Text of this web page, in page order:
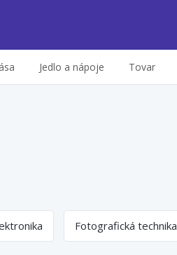
Jedlo a nápoje Tovar
Fotografická technika